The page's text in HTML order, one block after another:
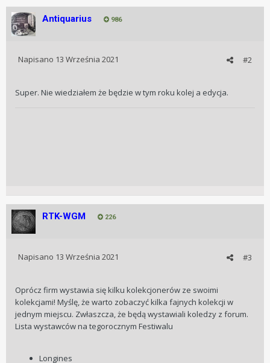
Antiquarius 986
#2
Napisano 13 Września 2021
Super. Nie wiedziałem że będzie w tym roku kolej a edycja.
RTK-WGM 226
#3
Napisano 13 Września 2021
Oprócz firm wystawia się kilku kolekcjonerów ze swoimi
kolekcjami! Myślę, że warto zobaczyć kilka fajnych kolekcji w
jednym miejscu. Zwłaszcza, że będą wystawiali koledzy z forum.
Lista wystawców na tegorocznym Festiwalu
Longines